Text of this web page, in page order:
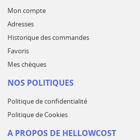
Mon compte
Adresses
Historique des commandes
Favoris
Mes chèques
NOS POLITIQUES
Politique de confidentialité
Politique de Cookies
A PROPOS DE HELLOWCOST